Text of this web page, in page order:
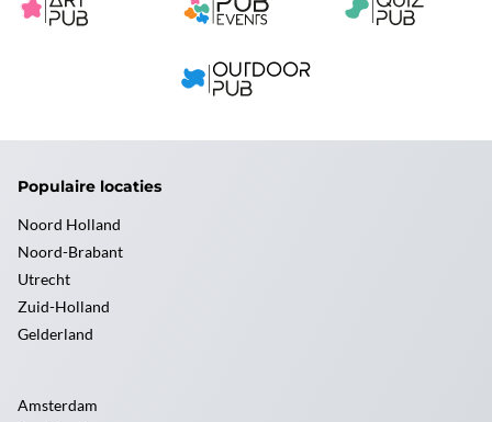
Populaire locaties
Noord Holland
Noord-Brabant
Utrecht
Zuid-Holland
Gelderland
Amsterdam